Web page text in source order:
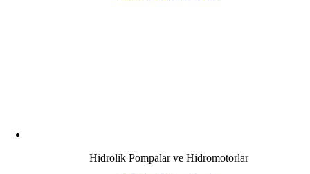
Hidrolik Pompalar ve Hidromotorlar